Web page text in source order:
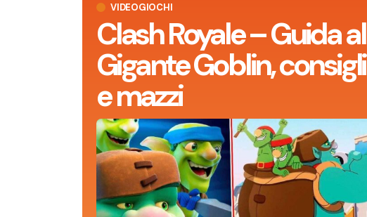
VIDEOGIOCHI
Clash Royale – Guida al
Gigante Goblin, consigli
e mazzi